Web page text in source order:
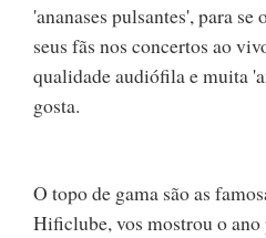
'ananases pulsantes', para
seus fãs nos concertos ao
qualidade audiófila e muita
gosta.
O topo de gama são as
Hificlube, vos mostrou o ano